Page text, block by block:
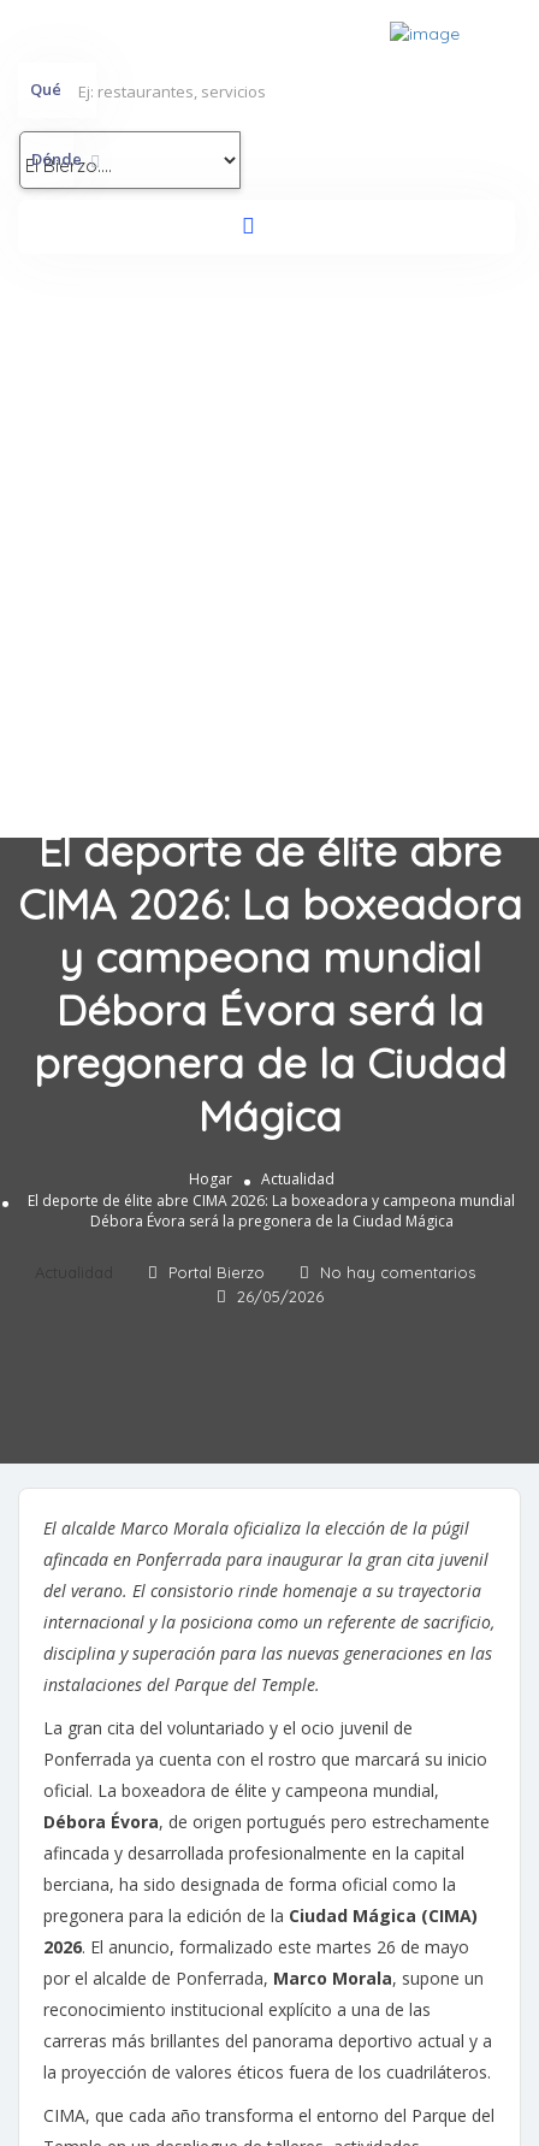
Qué
Dónde
El deporte de élite abre
CIMA 2026: La boxeadora
y campeona mundial
Débora Évora será la
pregonera de la Ciudad
Mágica
Hogar
Actualidad
El deporte de élite abre CIMA 2026: La boxeadora y campeona mundial
Débora Évora será la pregonera de la Ciudad Mágica
Actualidad Portal Bierzo
No hay comentarios
26/05/2026
El alcalde Marco Morala oficializa la elección de la púgil
afincada en Ponferrada para inaugurar la gran cita juvenil
del verano. El consistorio rinde homenaje a su trayectoria
internacional y la posiciona como un referente de sacrificio,
disciplina y superación para las nuevas generaciones en las
instalaciones del Parque del Temple.
La gran cita del voluntariado y el ocio juvenil de
Ponferrada ya cuenta con el rostro que marcará su inicio
oficial. La boxeadora de élite y campeona mundial,
Débora Évora, de origen portugués pero estrechamente
afincada y desarrollada profesionalmente en la capital
berciana, ha sido designada de forma oficial como la
pregonera para la edición de la Ciudad Mágica (CIMA)
2026. El anuncio, formalizado este martes 26 de mayo
por el alcalde de Ponferrada, Marco Morala, supone un
reconocimiento institucional explícito a una de las
carreras más brillantes del panorama deportivo actual y a
la proyección de valores éticos fuera de los cuadriláteros.
CIMA, que cada año transforma el entorno del Parque del